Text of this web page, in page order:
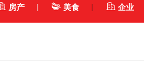
房产 美食 企业